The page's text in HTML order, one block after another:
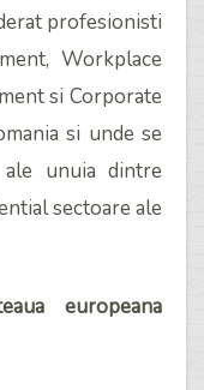
profesionisti
Workplace
si Corporate
si unde se
unuia dintre
sectoare ale
europeana